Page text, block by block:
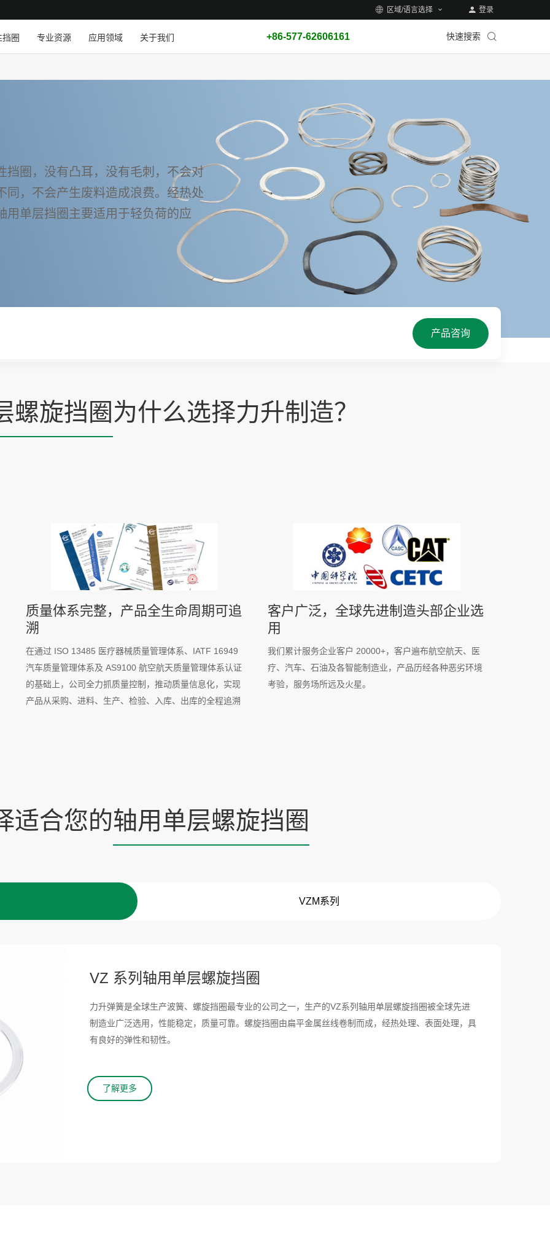
区域/语言选择 登录
挡圈 专业资源 应用领域 关于我们 +86-577-62606161 快速搜索
挡圈，没有凸耳，没有毛刺，不会对
同，不会产生废料造成浪费。经热处
用单层挡圈主要适用于轻负荷的应
产品咨询
螺旋挡圈 为什么选择力升制造？
质量体系完整，产品全生命周期可追
溯
在通过 ISO 13485 医疗器械质量管理体系、IATF 16949
汽车质量管理体系及 AS9100 航空航天质量管理体系认证
的基础上，公司全力抓质量控制，推动质量信息化，实现
产品从采购、进料、生产、检验、入库、出库的全程追溯
客户广泛，全球先进制造头部企业选
用
我们累计服务企业客户 20000+，客户遍布航空航天、医
疗、汽车、石油及各智能制造业，产品历经各种恶劣环境
考验，服务场所远及火星。
适合您的轴用单层螺旋挡圈
VZM系列
VZ 系列轴用单层螺旋挡圈
力升弹簧是全球生产波簧、螺旋挡圈最专业的公司之一，生产的VZ系列轴用单层螺旋挡圈被全球先进
制造业广泛选用，性能稳定，质量可靠。螺旋挡圈由扁平金属丝线卷制而成，经热处理、表面处理，具
有良好的弹性和韧性。
了解更多